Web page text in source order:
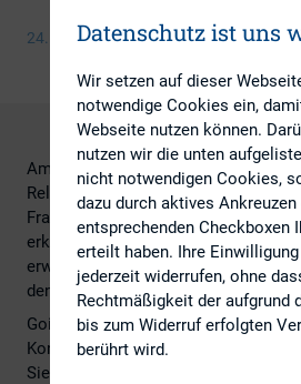
24. April 2015
Am 1./2. Juni 2015 lädt der DIRK –
Relations Verband zu seiner
Frankfurt am Main ein. DIRK-
erklärt, was die rund 450 Teilnehmer
erwartet und warum Investor
den Kapitalmarkt werden.
GoingPublic: Herr Bommer, das Motto
Konferenz lautet „Let’s talk about
Sie damit ausdrücken?
Datenschutz ist uns
Wir setzen auf dieser
notwendige Cookies ein,
Webseite nutzen können.
nutzen wir die unten
nicht notwendigen Cookies,
dazu durch aktives Ankreuzen
entsprechenden Checkboxen
erteilt haben. Ihre
jederzeit widerrufen, ohne
Rechtmäßigkeit der aufgrund
bis zum Widerruf erfolgten
berührt wird.